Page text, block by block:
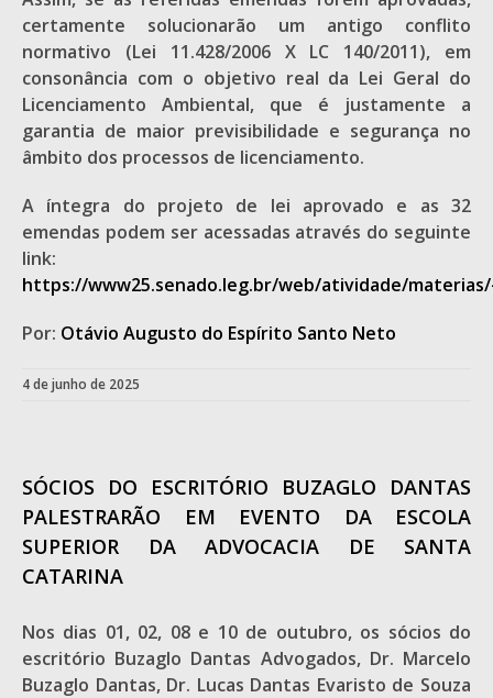
certamente solucionarão um antigo conflito
normativo (Lei 11.428/2006 X LC 140/2011), em
consonância com o objetivo real da Lei Geral do
Licenciamento Ambiental, que é justamente a
garantia de maior previsibilidade e segurança no
âmbito dos processos de licenciamento.
A íntegra do projeto de lei aprovado e as 32
emendas podem ser acessadas através do seguinte
link:
https://www25.senado.leg.br/web/atividade/
Por: Otávio Augusto do Espírito Santo Neto
4 de junho de 2025
SÓCIOS DO ESCRITÓRIO BUZAGLO DANTAS
PALESTRARÃO EM EVENTO DA ESCOLA
SUPERIOR DA ADVOCACIA DE SANTA
CATARINA
Nos dias 01, 02, 08 e 10 de outubro, os sócios do
escritório Buzaglo Dantas Advogados, Dr. Marcelo
Buzaglo Dantas, Dr. Lucas Dantas Evaristo de Souza